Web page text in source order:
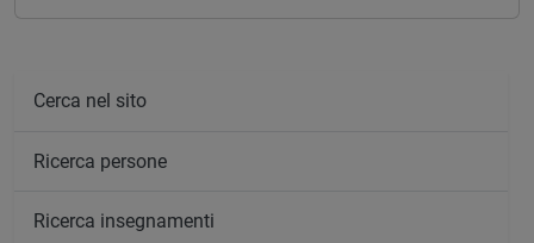
Cerca nel sito
Ricerca persone
Ricerca insegnamenti